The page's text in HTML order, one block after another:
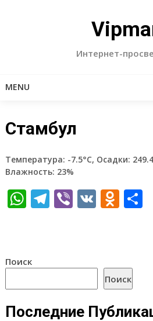
Интернет-
MENU
Стамбул
Температура: -7.5°C, Осадки:
Влажность: 23%
WhatsApp
Telegram
Viber
VK
Поиск
Поиск
Последние